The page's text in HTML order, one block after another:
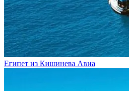
Египет из Кишинева Авиа